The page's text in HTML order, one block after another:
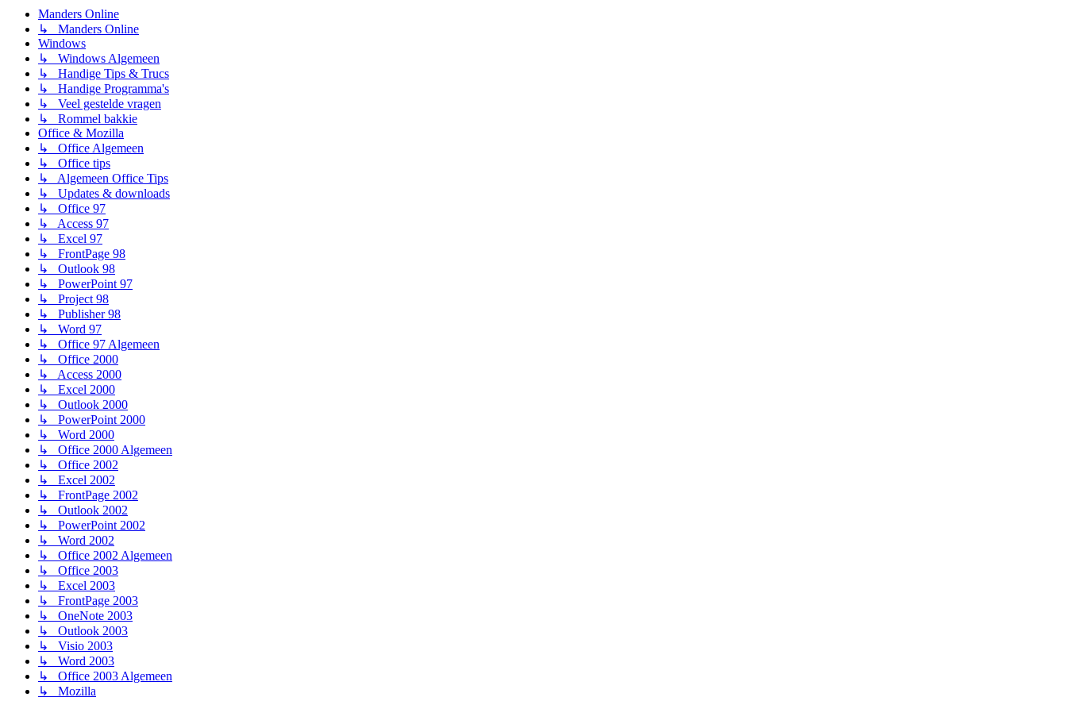
Manders Online
↳ Manders Online
Windows
↳ Windows Algemeen
↳ Handige Tips & Trucs
↳ Handige Programma's
↳ Veel gestelde vragen
↳ Rommel bakkie
Office & Mozilla
↳ Office Algemeen
↳ Office tips
↳ Algemeen Office Tips
↳ Updates & downloads
↳ Office 97
↳ Access 97
↳ Excel 97
↳ FrontPage 98
↳ Outlook 98
↳ PowerPoint 97
↳ Project 98
↳ Publisher 98
↳ Word 97
↳ Office 97 Algemeen
↳ Office 2000
↳ Access 2000
↳ Excel 2000
↳ Outlook 2000
↳ PowerPoint 2000
↳ Word 2000
↳ Office 2000 Algemeen
↳ Office 2002
↳ Excel 2002
↳ FrontPage 2002
↳ Outlook 2002
↳ PowerPoint 2002
↳ Word 2002
↳ Office 2002 Algemeen
↳ Office 2003
↳ Excel 2003
↳ FrontPage 2003
↳ OneNote 2003
↳ Outlook 2003
↳ Visio 2003
↳ Word 2003
↳ Office 2003 Algemeen
↳ Mozilla